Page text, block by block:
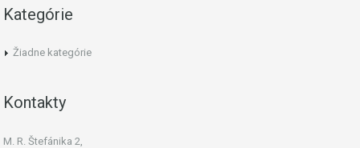
Kategórie
Žiadne kategórie
Kontakty
M. R. Štefánika 2,